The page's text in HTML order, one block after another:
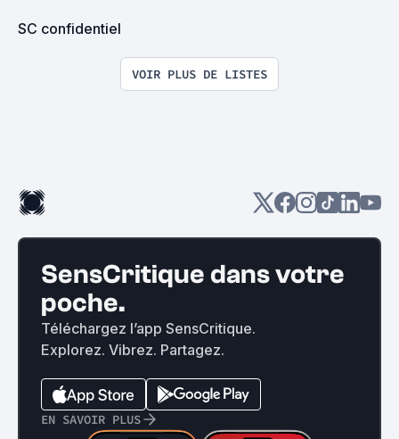
SC confidentiel
VOIR PLUS DE LISTES
SensCritique dans votre
poche.
Téléchargez l’app SensCritique.
Explorez. Vibrez. Partagez.
EN SAVOIR PLUS